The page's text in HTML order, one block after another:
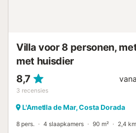
Villa voor 8 personen,
met huisdier
8,7
3 recensies
L'Ametlla de Mar, Costa Dorada
8 pers. 4 slaapkamers 90 m² 2,4